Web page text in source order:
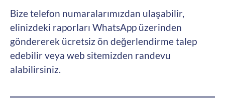
Bize telefon numaralarımızdan ulaşabilir,
elinizdeki raporları WhatsApp üzerinden
göndererek ücretsiz ön değerlendirme talep
edebilir veya web sitemizden randevu
alabilirsiniz.